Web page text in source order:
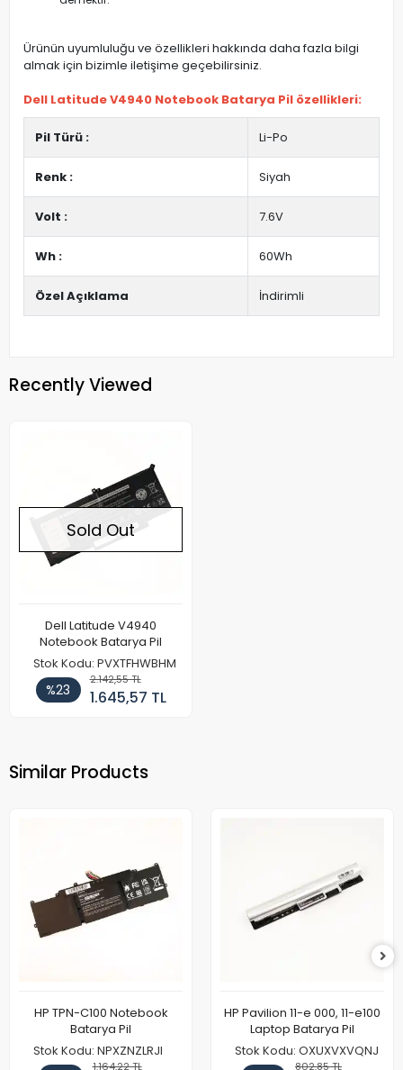
Ürünün uyumluluğu ve özellikleri hakkında daha fazla bilgi
almak için bizimle iletişime geçebilirsiniz.
Dell Latitude V4940 Notebook Batarya Pil özellikleri:
Pil Türü : Li-Po
Renk : Siyah
Volt : 7.6V
Wh : 60Wh
Özel Açıklama İndirimli
Recently Viewed
Sold Out
Dell Latitude V4940
Notebook Batarya Pil
Stok Kodu: PVXTFHWBHM
%23
2.142,55 TL
1.645,57 TL
Similar Products
HP TPN-C100 Notebook
Batarya Pil
Stok Kodu: NPXZNZLRJI
1.164,22 TL
HP Pavilion 11-e 000, 11-e100
Laptop Batarya Pil
Stok Kodu: OXUXVXVQNJ
802,85 TL